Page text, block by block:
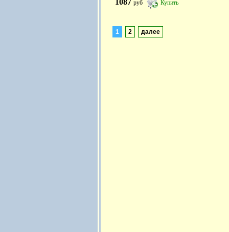
руб Купить
1 2 далее